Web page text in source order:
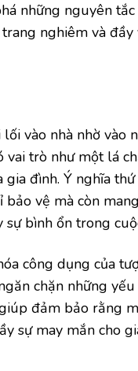
những nguyên
nghiêm và đầy
vào nhà nhờ vào
trò như một lá
đình. Ý nghĩa
vệ mà còn
bình ổn trong
công dụng của
chặn những
đảm bảo rằng
sự may mắn cho